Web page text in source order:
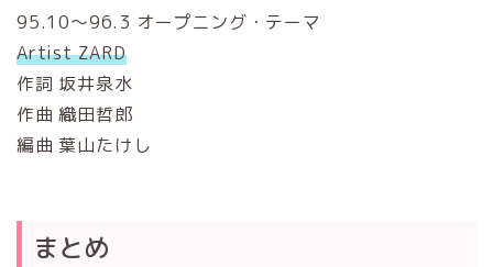
95.10～96.3 オープニング・テーマ
Artist ZARD
作詞 坂井泉水
作曲 織田哲郎
編曲 葉山たけし
まとめ